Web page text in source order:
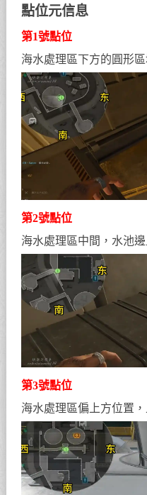
點位元信息
第1號點位
海水處理區下方的圓形
第2號點位
海水處理區中間，水池
第3號點位
海水處理區偏上方位置